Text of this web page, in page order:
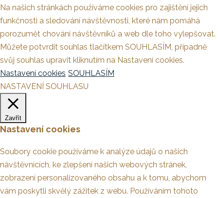
Na našich stránkách používáme cookies pro zajištění jejich
funkčnosti a sledování návštěvnosti, které nám pomáhá
porozumět chování návštěvníků a web dle toho vylepšovat.
Můžete potvrdit souhlas tlačítkem SOUHLASÍM, případně
svůj souhlas upravit kliknutím na Nastavení cookies.
Nastavení cookies SOUHLASÍM
NASTAVENÍ SOUHLASU
Zavřít
Nastavení cookies
Soubory cookie používáme k analýze údajů o našich
návštěvnících, ke zlepšení našich webových stránek,
zobrazení personalizovaného obsahu a k tomu, abychom
vám poskytli skvělý zážitek z webu. Používáním tohoto